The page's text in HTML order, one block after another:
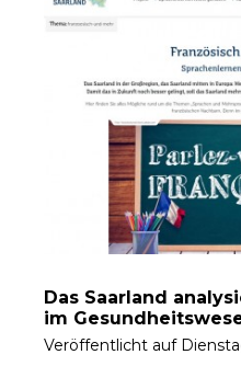
Das Saarland
im
Veröffentlicht auf